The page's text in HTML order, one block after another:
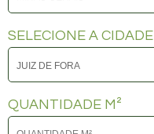
SELECIONE A CIDADE
QUANTIDADE M²